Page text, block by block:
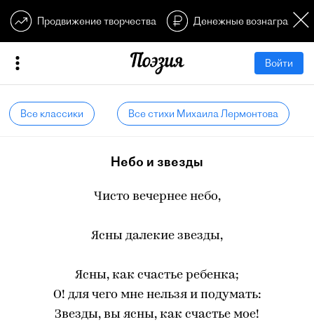
Продвижение творчества Денежные
Войти
Все классики Все стихи Михаила Лермонтова
Небо и звезды
Чисто вечернее небо,
Ясны далекие звезды,
Ясны, как счастье ребенка;
О! для чего мне нельзя и подумать:
Звезды, вы ясны, как счастье мое!